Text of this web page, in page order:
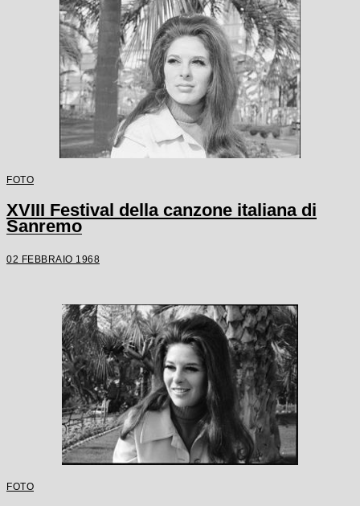
FOTO
XVIII Festival della canzone italiana di
Sanremo
02 FEBBRAIO 1968
FOTO